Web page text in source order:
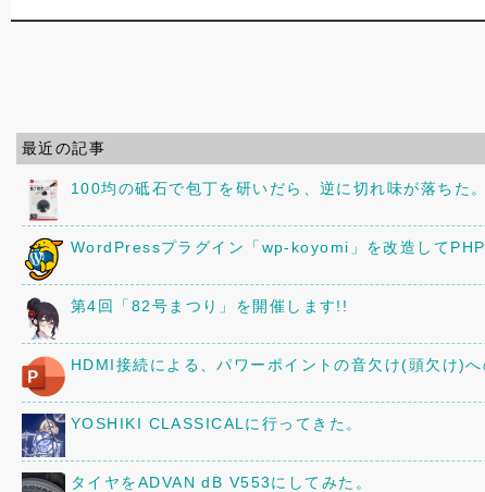
最近の記事
100均の砥石で包丁を研いだら、逆に切れ味が落ちた。
WordPressプラグイン「wp-koyomi」を改造して
第4回「82号まつり」を開催します!!
HDMI接続による、パワーポイントの音欠け(頭欠け)へ
YOSHIKI CLASSICALに行ってきた。
タイヤをADVAN dB V553にしてみた。